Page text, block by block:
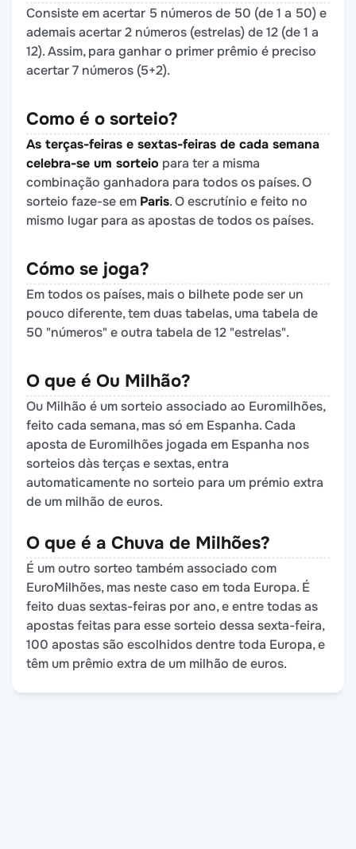
Consiste em acertar 5 números de 50 (de 1 a 50) e
ademais acertar 2 números (estrelas) de 12 (de 1 a
12). Assim, para ganhar o primer prêmio é preciso
acertar 7 números (5+2).
Como é o sorteio?
As terças-feiras e sextas-feiras de cada semana
celebra-se um sorteio para ter a misma
combinação ganhadora para todos os países. O
sorteio faze-se em Paris. O escrutínio e feito no
mismo lugar para as apostas de todos os países.
Cómo se joga?
Em todos os países, mais o bilhete pode ser un
pouco diferente, tem duas tabelas, uma tabela de
50 "números" e outra tabela de 12 "estrelas".
O que é Ou Milhão?
Ou Milhão é um sorteio associado ao Euromilhões,
feito cada semana, mas só em Espanha. Cada
aposta de Euromilhões jogada em Espanha nos
sorteios dàs terças e sextas, entra
automaticamente no sorteio para um prémio extra
de um milhão de euros.
O que é a Chuva de Milhões?
É um outro sorteo também associado com
EuroMilhões, mas neste caso em toda Europa. É
feito duas sextas-feiras por ano, e entre todas as
apostas feitas para esse sorteio dessa sexta-feira,
100 apostas são escolhidos dentre toda Europa, e
têm um prêmio extra de um milhão de euros.